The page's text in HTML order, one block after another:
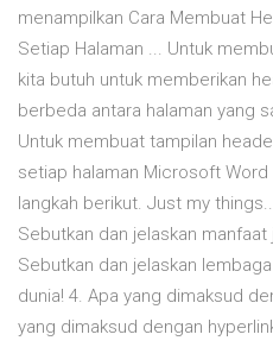
menampilkan Cara Membuat
Setiap Halaman ... Untuk
kita butuh untuk memberikan
berbeda antara halaman yang
Untuk membuat tampilan
setiap halaman Microsoft
langkah berikut. Just my
Sebutkan dan jelaskan manfaat
Sebutkan dan jelaskan
dunia! 4. Apa yang dimaksud
yang dimaksud dengan